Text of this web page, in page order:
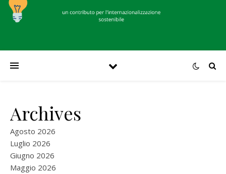
Archives
Agosto 2026
Luglio 2026
Giugno 2026
Maggio 2026